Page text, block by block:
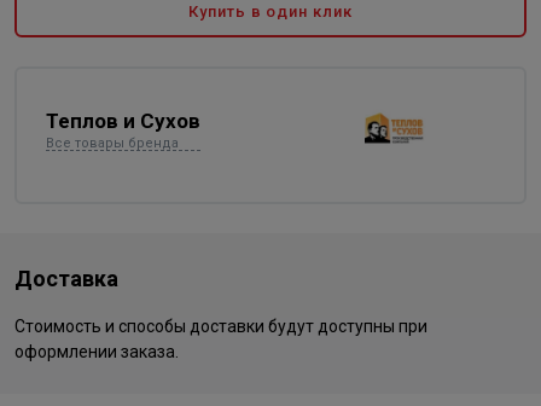
Купить в один клик
Теплов и Сухов
Все товары бренда
Доставка
Стоимость и способы доставки будут доступны при
оформлении заказа.